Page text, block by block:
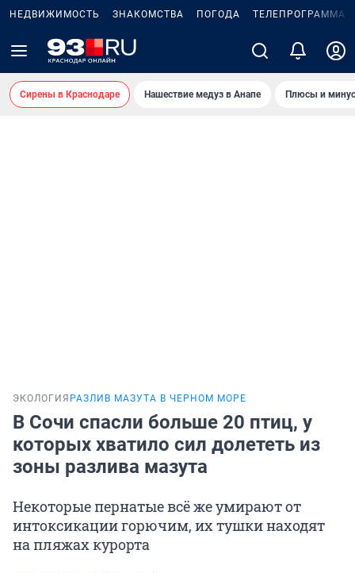
НЕДВИЖИМОСТЬ ЗНАКОМСТВА ПОГОДА ТЕЛЕПРОГРАММА
Сирены в Краснодаре Нашествие медуз в Анапе Плюсы и
ЭКОЛОГИЯ РАЗЛИВ МАЗУТА В ЧЕРНОМ МОРЕ
В Сочи спасли больше 20 птиц, у
которых хватило сил долететь из
зоны разлива мазута
Некоторые пернатые всё же умирают от
интоксикации горючим, их тушки находят
на пляжах курорта